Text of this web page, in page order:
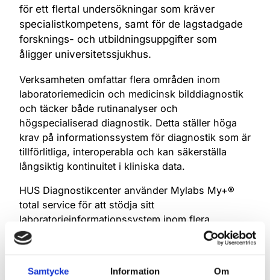
Samtycke Information Om
My+
Mjukvarulösningar för
medicinska laboratorier
för ett flertal undersökningar som kräver
specialistkompetens, samt för de lagstadgade
forsknings- och utbildningsuppgifter som
åligger universitetssjukhus.
Verksamheten omfattar flera områden inom
laboratoriemedicin och medicinsk bilddiagnostik
och täcker både rutinanalyser och
högspecialiserad diagnostik. Detta ställer höga
krav på informationssystem för diagnostik som är
tillförlitliga, interoperabla och kan säkerställa
långsiktig kontinuitet i kliniska data.
HUS Diagnostikcenter använder Mylabs My+®
total service för att stödja sitt
laboratorieinformationssystem inom flera
diagnostiska specialiteter.
My+® är en del av en bredare diagnostisk IT-miljö
och stödjer både rutinmässiga och specialiserade